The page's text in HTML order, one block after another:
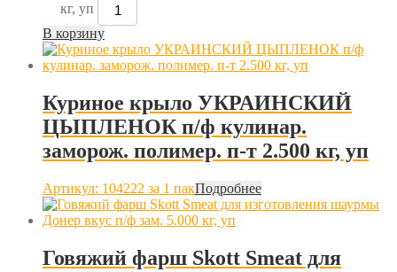
кг, уп
В корзину
Куриное крыло УКРАИНСКИЙ
ЦЫПЛЕНОК п/ф кулинар.
заморож. полимер. п-т 2.500 кг, уп
Артикул: 104222 за 1 пакПодробнее
Говяжий фарш Skott Smeat для